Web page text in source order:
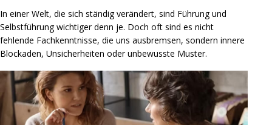
In einer Welt, die sich ständig verändert, sind Führung und
Selbstführung wichtiger denn je. Doch oft sind es nicht
fehlende Fachkenntnisse, die uns ausbremsen, sondern innere
Blockaden, Unsicherheiten oder unbewusste Muster.